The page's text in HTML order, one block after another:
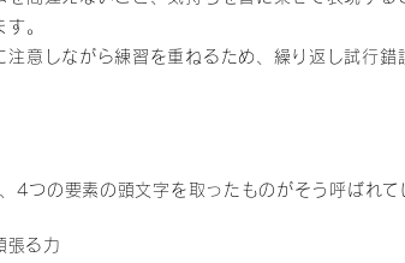
。
意しながら練習を重ねるため、繰り返し試行錯
4つの要素の頭文字を取ったものがそう呼ばれて
張る力